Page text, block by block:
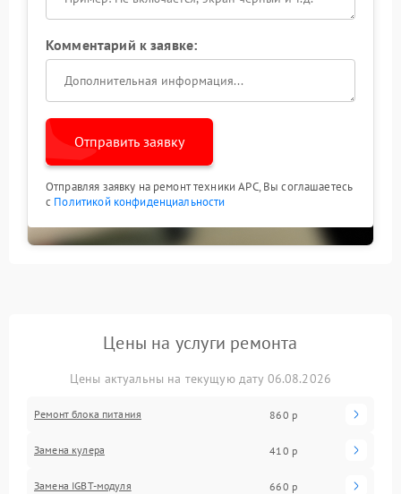
Комментарий к заявке:
Отправить заявку
Отправляя заявку на ремонт техники APC, Вы соглашаетесь
с Политикой конфиденциальности
Цены на услуги ремонта
Цены актуальны на текущую дату 06.08.2026
Ремонт блока питания 860 р
Замена кулера 410 р
Замена IGBT-модуля 660 р